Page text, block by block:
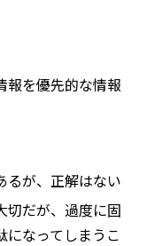
報を優先的な情報
るが、正解はない
切だが、過度に固
になってしまうこ